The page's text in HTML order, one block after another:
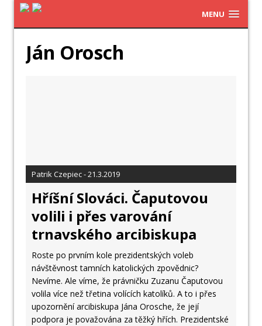
MENU
Ján Orosch
Patrik Czepiec - 21.3.2019
Hříšní Slováci. Čaputovou
volili i přes varování
trnavského arcibiskupa
Roste po prvním kole prezidentských voleb
návštěvnost tamních katolických zpovědnic?
Nevíme. Ale víme, že právničku Zuzanu Čaputovou
volila více než třetina volících katolíků. A to i přes
upozornění arcibiskupa Jána Orosche, že její
podpora je považována za těžký hřích. Prezidentské